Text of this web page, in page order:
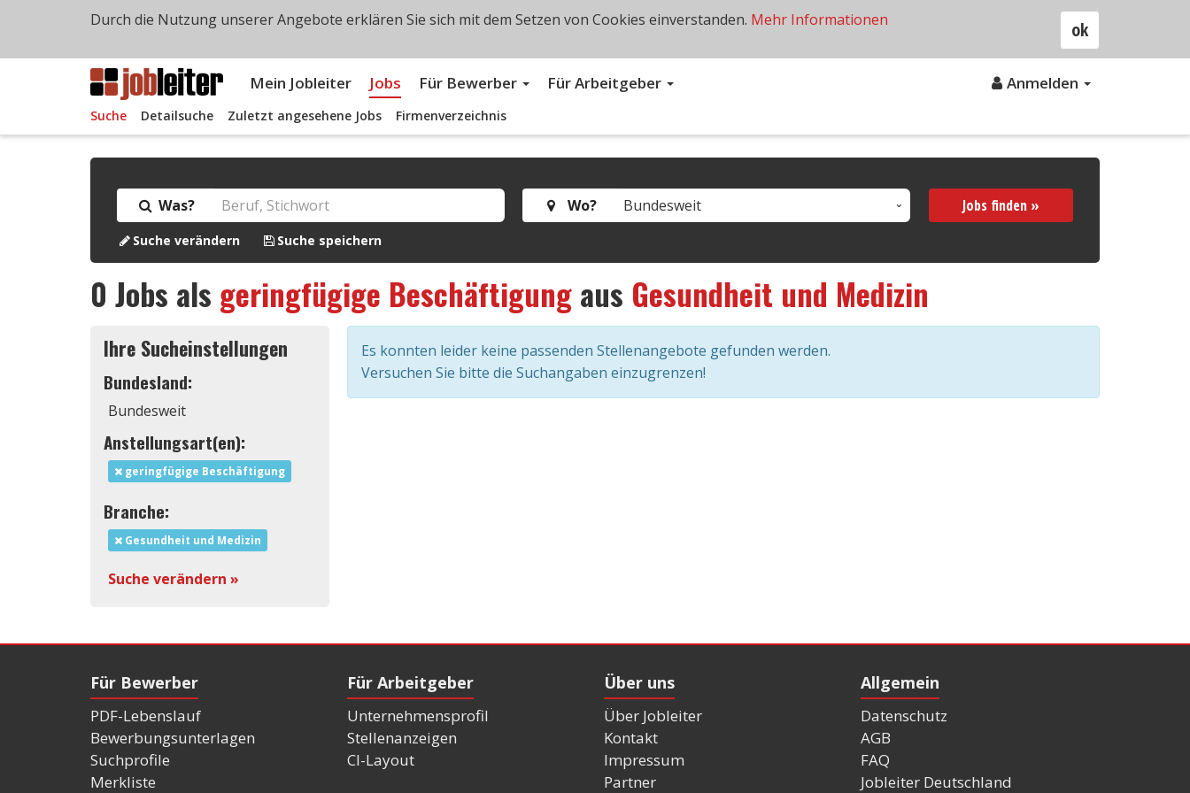
Mein Jobleiter Jobs Für Bewerber Für Arbeitgeber Anmelden
Suche Detailsuche Zuletzt angesehene Jobs Firmenverzeichnis
Was? Wo? Jobs finden »
Suche verändern Suche speichern
0 Jobs als geringfügige Beschäftigungaus Gesundheit und Medizin
Ihre Sucheinstellungen
Bundesland:
Bundesweit
Anstellungsart(en):
geringfügige Beschäftigung
Branche:
Gesundheit und Medizin
Suche verändern »
Es konnten leider keine passenden Stellenangebote gefunden werden.
Versuchen Sie bitte die Suchangaben einzugrenzen!
Für Bewerber
PDF-Lebenslauf
Bewerbungsunterlagen
Suchprofile
Merkliste
Für Arbeitgeber
Unternehmensprofil
Stellenanzeigen
CI-Layout
Über uns
Über Jobleiter
Kontakt
Impressum
Partner
Allgemein
Datenschutz
AGB
FAQ
Jobleiter Deutschland
ok
Durch die Nutzung unserer Angebote erklären Sie sich mit dem Setzen von Cookies einverstanden. Mehr Informationen